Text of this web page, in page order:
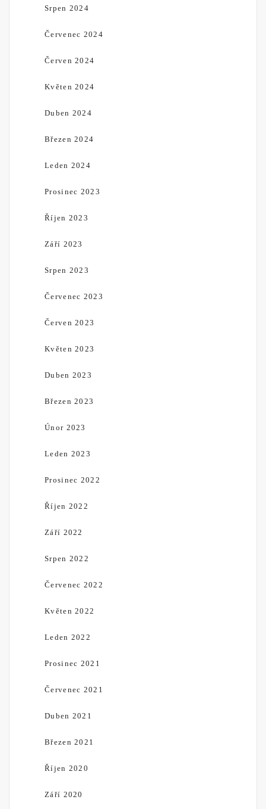
Srpen 2024
Červenec 2024
Červen 2024
Květen 2024
Duben 2024
Březen 2024
Leden 2024
Prosinec 2023
Říjen 2023
Září 2023
Srpen 2023
Červenec 2023
Červen 2023
Květen 2023
Duben 2023
Březen 2023
Únor 2023
Leden 2023
Prosinec 2022
Říjen 2022
Září 2022
Srpen 2022
Červenec 2022
Květen 2022
Leden 2022
Prosinec 2021
Červenec 2021
Duben 2021
Březen 2021
Říjen 2020
Září 2020